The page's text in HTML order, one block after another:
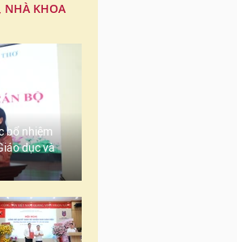
NHÀ KHOA
bổ nhiệm
dục và